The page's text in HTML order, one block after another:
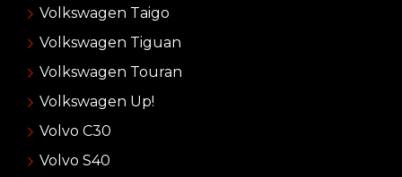
Volkswagen Taigo
Volkswagen Tiguan
Volkswagen Touran
Volkswagen Up!
Volvo C30
Volvo S40